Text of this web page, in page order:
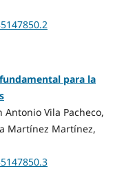
para la
Vila Pacheco,
Martínez Martínez,